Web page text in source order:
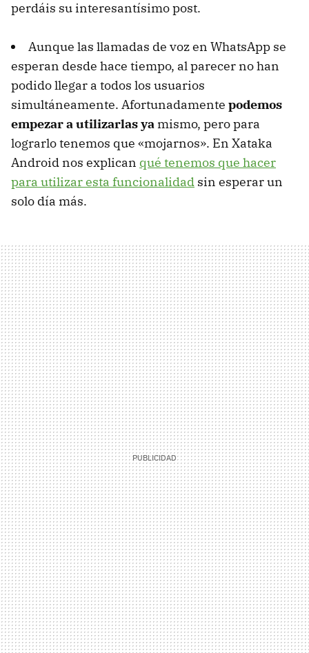
perdáis su interesantísimo post.
Aunque las llamadas de voz en WhatsApp se
esperan desde hace tiempo, al parecer no han
podido llegar a todos los usuarios
simultáneamente. Afortunadamente podemos
empezar a utilizarlas ya mismo, pero para
lograrlo tenemos que «mojarnos». En Xataka
Android nos explican qué tenemos que hacer
para utilizar esta funcionalidad sin esperar un
solo día más.